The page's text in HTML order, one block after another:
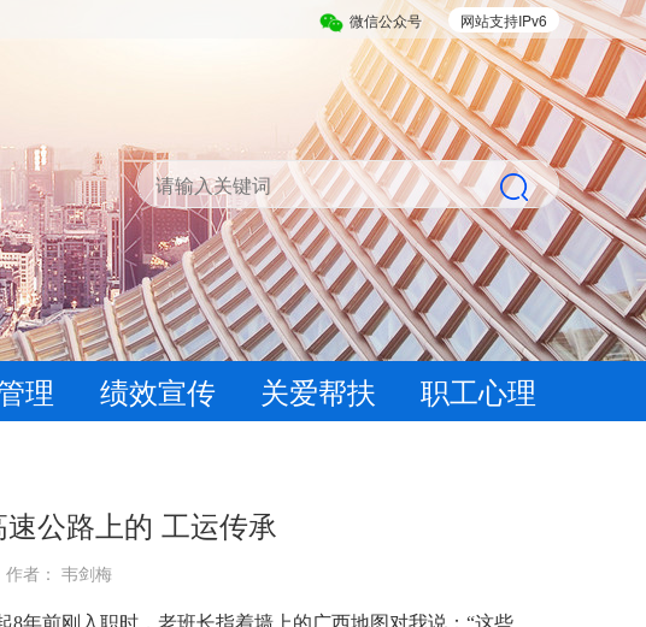
网站支持IPv6
微信公众号
理 绩效宣传 关爱帮扶 职工心理
速公路上的 工运传承
者： 韦剑梅
年前刚入职时，老班长指着墙上的广西地图对我说：“这些